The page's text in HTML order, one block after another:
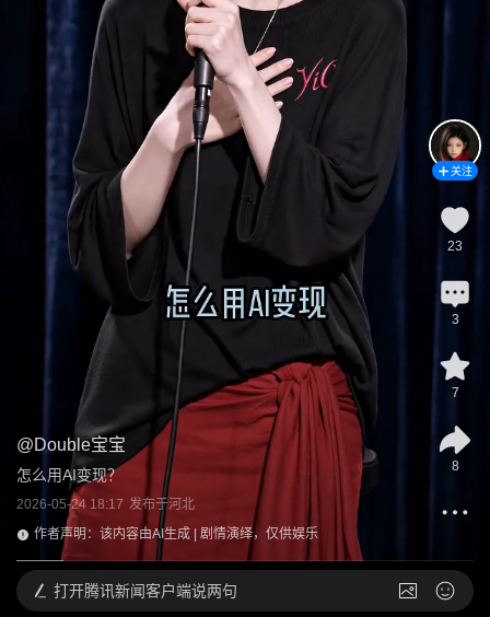
@Double宝宝
怎么用AI变现？
2026-05-24 18:17 发布于河北
作者声明：该内容由AI生成 | 剧情演绎，仅供娱乐
关注
23
3
7
8
打开腾讯新闻客户端说两句